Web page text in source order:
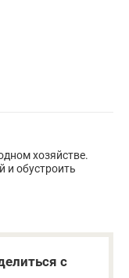
хозяйстве.
и обустроить
с